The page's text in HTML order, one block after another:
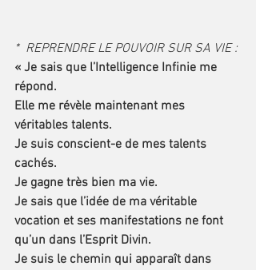
*  REPRENDRE LE POUVOIR SUR SA VIE :
« Je sais que l’Intelligence Infinie me
répond.
Elle me révèle maintenant mes
véritables talents.
Je suis conscient-e de mes talents
cachés.
Je gagne très bien ma vie.
Je sais que l’idée de ma véritable
vocation et ses manifestations ne font
qu’un dans l’Esprit Divin.
Je suis le chemin qui apparaît dans